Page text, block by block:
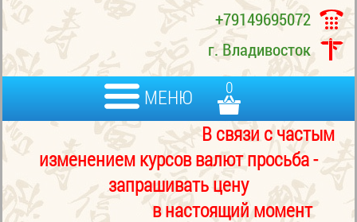
+79149695072
г. Владивосток
МЕНЮ 0
В связи с частым
изменением курсов валют просьба -
запрашивать цену
в настоящий момент